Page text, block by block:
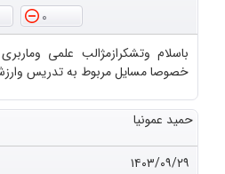
0
باسلام وتشکرازمژالب علمی
خصوصا مسایل مربوط به تدریس
حمید عمونیا
۱۴۰۳/۰۹/۲۹